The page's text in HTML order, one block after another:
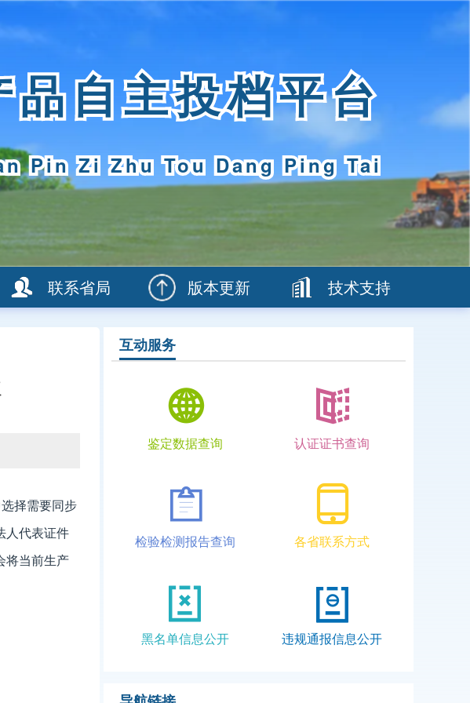
自主投档平台
Pin Zi Zhu Tou Dang Ping Tai
联系省局 版本更新 技术支持
择需要同步
人代表证件
将当前生产
互动服务
鉴定数据查询 认证证书查询
检验检测报告查询 各省联系方式
黑名单信息公开 违规通报信息公开